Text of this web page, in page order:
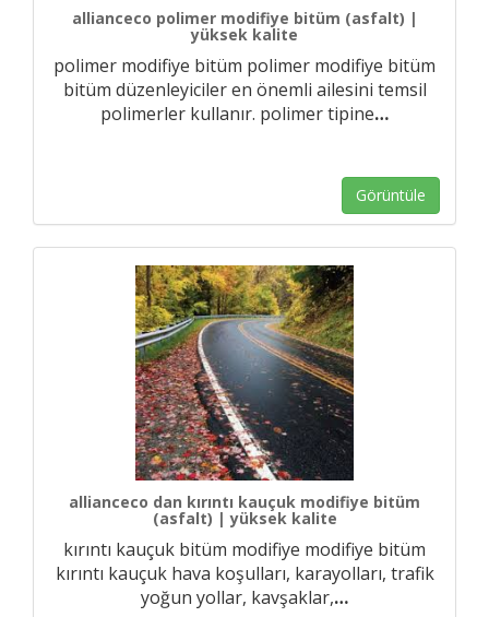
allianceco polimer modifiye bitüm (asfalt) |
yüksek kalite
polimer modifiye bitüm polimer modifiye bitüm
bitüm düzenleyiciler en önemli ailesini temsil
polimerler kullanır. polimer tipine…
Görüntüle
allianceco dan kırıntı kauçuk modifiye bitüm
(asfalt) | yüksek kalite
kırıntı kauçuk bitüm modifiye modifiye bitüm
kırıntı kauçuk hava koşulları, karayolları, trafik
yoğun yollar, kavşaklar,…